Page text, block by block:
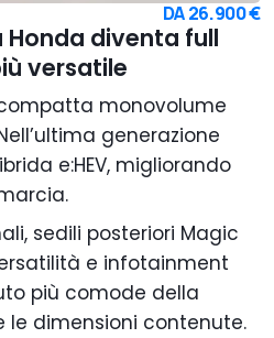
DA26.900 €
diventa full
versatile
monovolume
generazione
e:HEV, migliorando
sedili posteriori Magic
e infotainment
più comode della
dimensioni contenute.